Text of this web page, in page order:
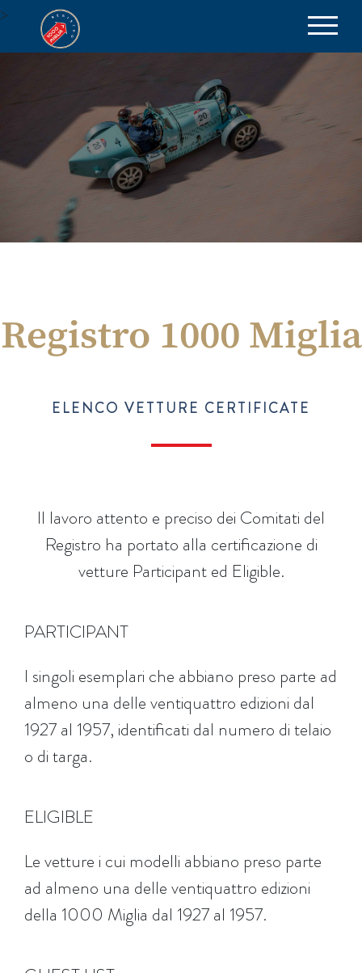
> be part of the excellence
Registro 1000 Miglia
ELENCO VETTURE CERTIFICATE
Il lavoro attento e preciso dei Comitati del
Registro ha portato alla certificazione di
vetture Participant ed Eligible.
PARTICIPANT
I singoli esemplari che abbiano preso parte ad
almeno una delle ventiquattro edizioni dal
1927 al 1957, identificati dal numero di telaio
o di targa.
ELIGIBLE
Le vetture i cui modelli abbiano preso parte
ad almeno una delle ventiquattro edizioni
della 1000 Miglia dal 1927 al 1957.